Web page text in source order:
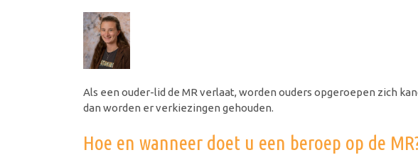
Als een ouder-lid de MR verlaat, worden ouders opgeroepen zich
dan worden er verkiezingen gehouden.
Hoe en wanneer doet u een beroep op de